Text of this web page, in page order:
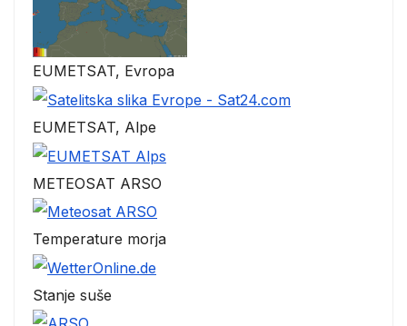
EUMETSAT, Evropa
EUMETSAT, Alpe
METEOSAT ARSO
Temperature morja
Stanje suše